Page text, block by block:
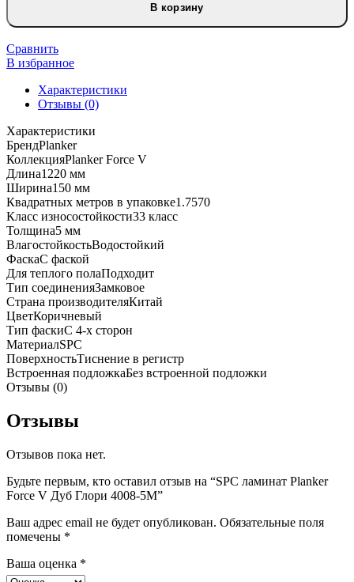
В корзину
Сравнить
В избранное
Характеристики
Отзывы (0)
Характеристики
БрендPlanker
КоллекцияPlanker Force V
Длина1220 мм
Ширина150 мм
Квадратных метров в упаковке1.7570
Класс износостойкости33 класс
Толщина5 мм
ВлагостойкостьВодостойкий
ФаскаС фаской
Для теплого полаПодходит
Тип соединенияЗамковое
Страна производителяКитай
ЦветКоричневый
Тип фаскиС 4-х сторон
МатериалSPC
ПоверхностьТиснение в регистр
Встроенная подложкаБез встроенной подложки
Отзывы (0)
Отзывы
Отзывов пока нет.
Будьте первым, кто оставил отзыв на “SPC ламинат Planker
Force V Дуб Глори 4008-5М”
Ваш адрес email не будет опубликован. Обязательные поля
помечены *
Ваша оценка *